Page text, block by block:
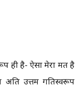
ही है- ऐसा मेरा मत है
अति उत्तम गतिस्वरूप